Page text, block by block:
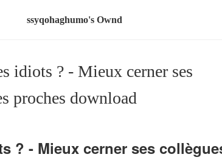
ssyqohaghumo's Ownd
idiots ? - Mieux cerner ses
proches download
? - Mieux cerner ses